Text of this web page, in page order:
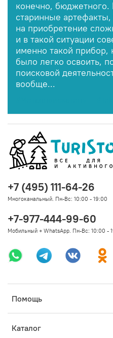
конечно, бюджетного.
старинные
на приобретение
и в такой ситуации
именно такой
было легко освоить,
поисковой
вообще...
Помощь
Каталог
+7 (495) 111-64-26
Многоканальный. Пн-Вс: 10:00 - 19:00
+7-977-444-99-60
Мобильный + WhatsApp. Пн-Вс: 10:00 -